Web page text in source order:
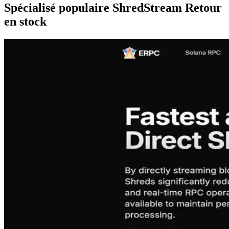
Spécialisé populaire ShredStream Retour
en stock